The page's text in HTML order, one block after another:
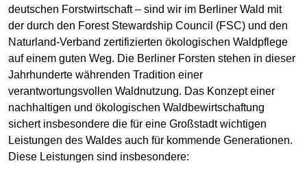
deutschen Forstwirtschaft – sind wir im Berliner Wald mit
der durch den Forest Stewardship Council (FSC) und den
Naturland-Verband zertifizierten ökologischen Waldpflege
auf einem guten Weg. Die Berliner Forsten stehen in dieser
Jahrhunderte währenden Tradition einer
verantwortungsvollen Waldnutzung. Das Konzept einer
nachhaltigen und ökologischen Waldbewirtschaftung
sichert insbesondere die für eine Großstadt wichtigen
Leistungen des Waldes auch für kommende Generationen.
Diese Leistungen sind insbesondere: